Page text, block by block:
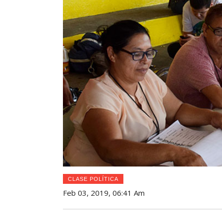
CLASE POLÍTICA
Feb 03, 2019, 06:41 Am